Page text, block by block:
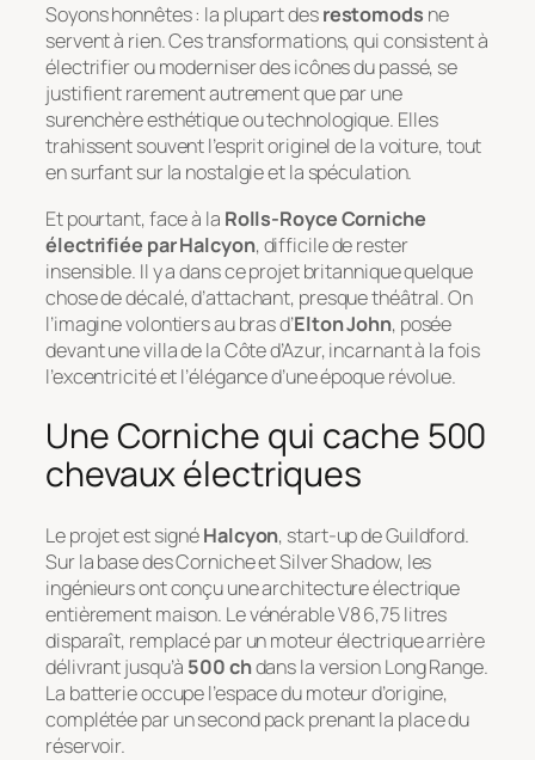
Soyons honnêtes : la plupart desrestomods ne
servent à rien. Ces transformations, qui consistent à
électrifier ou moderniser des icônes du passé, se
justifient rarement autrement que par une
surenchère esthétique ou technologique. Elles
trahissent souvent l’esprit originel de la voiture, tout
en surfant sur la nostalgie et la spéculation.
Et pourtant, face à la Rolls-Royce Corniche
électrifiée par Halcyon, difficile de rester
insensible. Il y a dans ce projet britannique quelque
chose de décalé, d’attachant, presque théâtral. On
l’imagine volontiers au bras d’Elton John, posée
devant une villa de la Côte d’Azur, incarnant à la fois
l’excentricité et l’élégance d’une époque révolue.
Une Corniche qui cache 500
chevaux électriques
Le projet est signéHalcyon, start-up de Guildford.
Sur la base des Corniche et Silver Shadow, les
ingénieurs ont conçu une architecture électrique
entièrement maison. Le vénérable V8 6,75 litres
disparaît, remplacé par un moteur électrique arrière
délivrant jusqu’à 500 chdans la version Long Range.
La batterie occupe l’espace du moteur d’origine,
complétée par un second pack prenant la place du
réservoir.